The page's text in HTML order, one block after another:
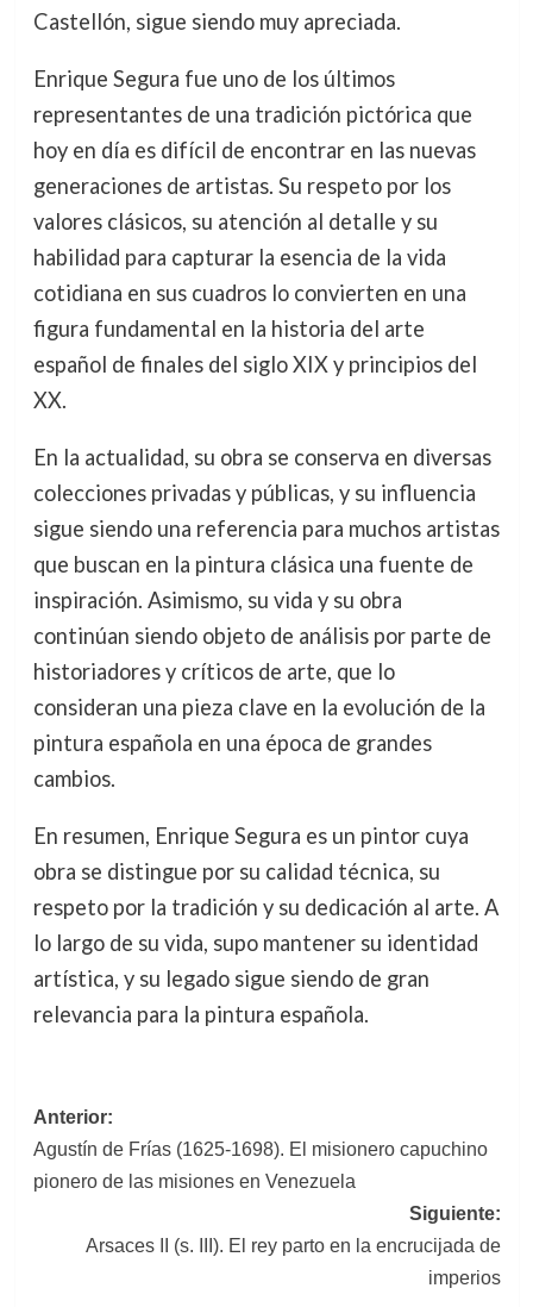
Castellón, sigue siendo muy apreciada.
Enrique Segura fue uno de los últimos
representantes de una tradición pictórica que
hoy en día es difícil de encontrar en las nuevas
generaciones de artistas. Su respeto por los
valores clásicos, su atención al detalle y su
habilidad para capturar la esencia de la vida
cotidiana en sus cuadros lo convierten en una
figura fundamental en la historia del arte
español de finales del siglo XIX y principios del
XX.
En la actualidad, su obra se conserva en diversas
colecciones privadas y públicas, y su influencia
sigue siendo una referencia para muchos artistas
que buscan en la pintura clásica una fuente de
inspiración. Asimismo, su vida y su obra
continúan siendo objeto de análisis por parte de
historiadores y críticos de arte, que lo
consideran una pieza clave en la evolución de la
pintura española en una época de grandes
cambios.
En resumen, Enrique Segura es un pintor cuya
obra se distingue por su calidad técnica, su
respeto por la tradición y su dedicación al arte. A
lo largo de su vida, supo mantener su identidad
artística, y su legado sigue siendo de gran
relevancia para la pintura española.
Navegación
de
Anterior:
Agustín de Frías (1625-1698). El misionero capuchino
pionero de las misiones en Venezuela
Siguiente:
Arsaces II (s. III). El rey parto en la encrucijada de
imperios